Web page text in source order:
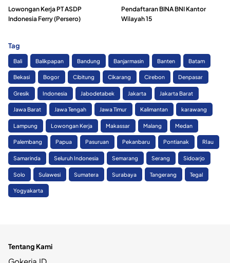
Lowongan Kerja PT ASDP
Indonesia Ferry (Persero)
Pendaftaran BINA BNI Kantor
Wilayah 15
Tag
Bali Balikpapan Bandung Banjarmasin Banten Batam
Bekasi Bogor Cibitung Cikarang Cirebon Denpasar
Gresik Indonesia Jabodetabek Jakarta Jakarta Barat
Jawa Barat Jawa Tengah Jawa Timur Kalimantan karawang
Lampung Lowongan Kerja Makassar Malang Medan
Palembang Papua Pasuruan Pekanbaru Pontianak RIau
Samarinda Seluruh Indonesia Semarang Serang Sidoarjo
Solo Sulawesi Sumatera Surabaya Tangerang Tegal
Yogyakarta
Tentang Kami